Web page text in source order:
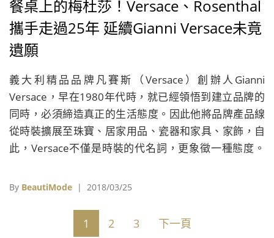
餐桌上的梅杜莎！Versace、Rosenthal
攜手走過25年 延續Gianni Versace未竟
遺願
義大利精品品牌凡賽斯（Versace）創辦人Gianni
Versace，早在1980年代時，就已經領悟到建立品牌的
同時，必須締造真正的生活態度。因此他將品牌產品線
從時裝擴展至珠寶、居家用品、瓷器和家具、家飾，自
此，Versace不僅是時裝的代名詞，更象徵一種態度。
念瓷器系列，慶祝彼此合作25週年。
By BeautiMode | 2018/03/25
1 2 3 下一頁